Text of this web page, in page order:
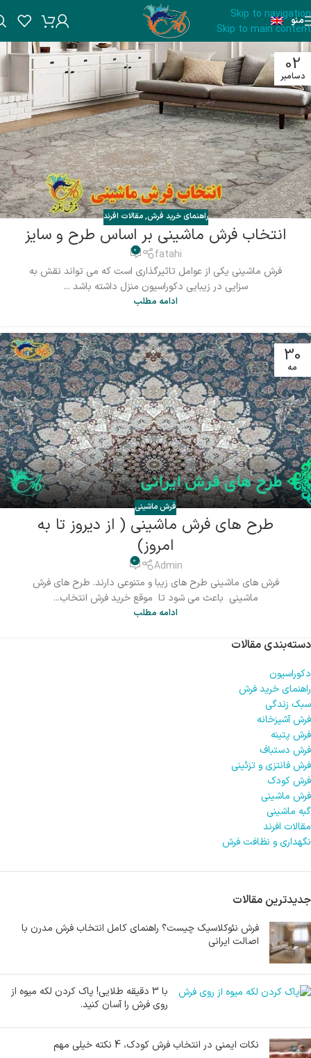
Skip to navigation
Skip to main content
منو
02
دسامبر
راهنمای خرید فرش,مقالات افرند
انتخاب فرش ماشینی بر اساس طرح و سایز
fatahi
0
فرش ماشینی یکی از عوامل تاثیرگذاری است که می تواند نقش به
سزایی در زیبایی دکوراسیون منزل داشته باشد ...
ادامه مطلب
30
مه
فرش ماشینی
طرح های فرش ماشینی ( از دیروز تا به
امروز)
Admin
0
فرش های ماشینی طرح های زیبا و متنوعی دارند. طرح های فرش
ماشینی باعث می شود تا موقع خرید فرش انتخاب...
ادامه مطلب
دسته‌بندی مقالات
دکوراسیون
راهنمای خرید فرش
سبک زندگی
فرش آشپزخانه
فرش پتینه
فرش دستباف
فرش فانتزی و تزئینی
فرش کودک
فرش ماشینی
گبه ماشینی
مقالات افرند
نگهداری و نظافت فرش
جدیدترین مقالات
فرش نئوکلاسیک چیست؟ راهنمای کامل انتخاب فرش مدرن با
اصالت ایرانی
با 3 دقیقه طلایی! پاک کردن لکه میوه از
روی فرش را آسان کنید.
نکات ایمنی در انتخاب فرش کودک، 4 نکته خیلی مهم